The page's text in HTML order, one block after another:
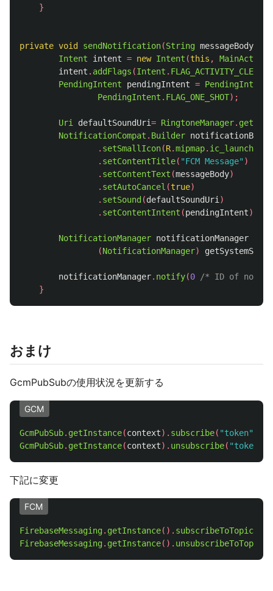
}
private void sendNotification(String messageBody
Intent
intent = new Intent (this ,
intent . addFlags (Intent .
PendingIntent
pendingIntent = PendingIntent
PendingIntent . FLAG_ONE_SHOT);
Uri defaultSoundUri= RingtoneManager.
NotificationCompat . Builder
. setSmallIcon(R.mipmap. ic_launcher
. setContentTitle( "FCM Message" )
. setContentText (messageBody)
. setAutoCancel (true)
. setSound (defaultSoundUri )
. setContentIntent (pendingIntent);
NotificationManager notificationManager
(NotificationManager)
notificationManager. notify(0
/* ID of
}
おまけ
GcmPubSubの使用状況を更新する
GCM
GcmPubSub. getInstance(context). subscribe( "token"
GcmPubSub. getInstance(context). unsubscribe( "token"
下記に変更
FCM
FirebaseMessaging. getInstance(). subscribeToTopic
FirebaseMessaging. getInstance(). unsubscribeToTopic